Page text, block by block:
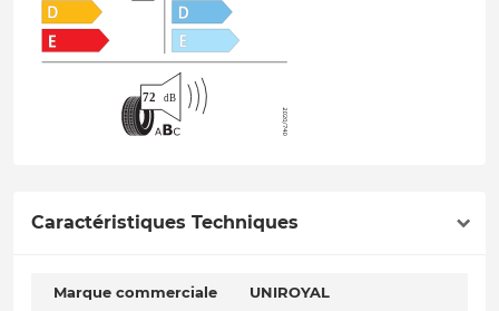
Caractéristiques Techniques
Marque commerciale UNIROYAL